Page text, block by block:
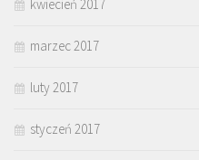
kwiecień 2017
marzec 2017
luty 2017
styczeń 2017